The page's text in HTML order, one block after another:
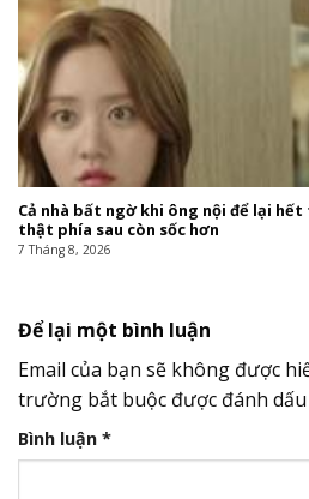
Cả nhà bất ngờ khi ông nội để lại
thật phía sau còn sốc hơn
7 Tháng 8, 2026
Để lại một bình luận
Email của bạn sẽ không được
trường bắt buộc được đánh dấu
Bình luận *